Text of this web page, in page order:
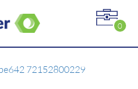
0
72152800229